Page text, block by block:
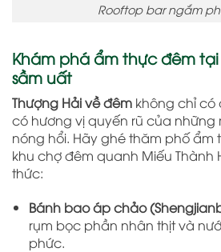
Rooftop bar ngắm
Khám phá ẩm thực đêm
sầm uất
Thượng Hải về đêm không chỉ có
có hương vị quyến rũ của
nóng hổi. Hãy ghé thăm phố ẩm
khu chợ đêm quanh Miếu Thành
thức:
Bánh bao áp chảo
rụm bọc phần nhân thịt và
phức.